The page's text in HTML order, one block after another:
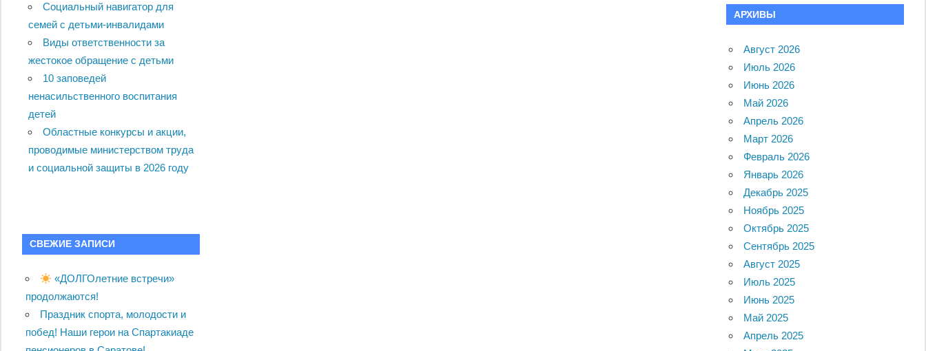
Социальный навигатор для
семей с детьми-инвалидами
Виды ответственности за
жестокое обращение с детьми
10 заповедей
ненасильственного воспитания
детей
Областные конкурсы и акции,
проводимые министерством труда
и социальной защиты в 2026 году
СВЕЖИЕ ЗАПИСИ
«ДОЛГОлетние встречи»
продолжаются!
Праздник спорта, молодости и
побед! Наши герои на Спартакиаде
АРХИВЫ
Август 2026
Июль 2026
Июнь 2026
Май 2026
Апрель 2026
Март 2026
Февраль 2026
Январь 2026
Декабрь 2025
Ноябрь 2025
Октябрь 2025
Сентябрь 2025
Август 2025
Июль 2025
Июнь 2025
Май 2025
Апрель 2025